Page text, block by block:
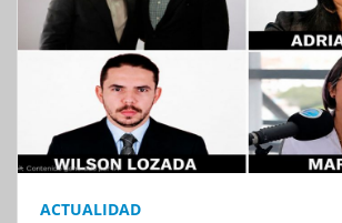
ACTUALIDAD